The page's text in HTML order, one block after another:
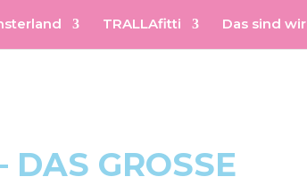
TRALLAfitti Das sind wir
GROSSE W